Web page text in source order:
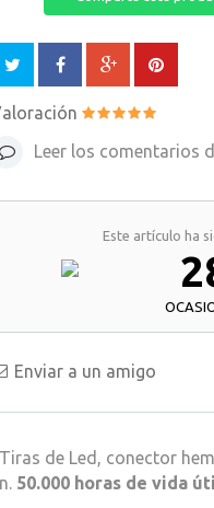
Leer los comentarios
Este artículo ha
Enviar a un amigo
de Led, conector
50.000 horas de vida